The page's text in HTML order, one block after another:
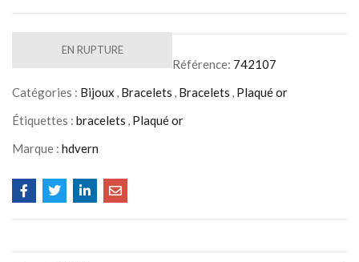
EN RUPTURE
Référence: 742107
Catégories : Bijoux , Bracelets , Bracelets , Plaqué or
Étiquettes : bracelets , Plaqué or
Marque : hdvern